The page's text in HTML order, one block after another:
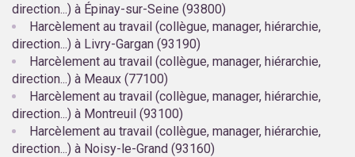
direction...) à Épinay-sur-Seine (93800)
Harcèlement au travail (collègue, manager, hiérarchie,
direction...) à Livry-Gargan (93190)
Harcèlement au travail (collègue, manager, hiérarchie,
direction...) à Meaux (77100)
Harcèlement au travail (collègue, manager, hiérarchie,
direction...) à Montreuil (93100)
Harcèlement au travail (collègue, manager, hiérarchie,
direction...) à Noisy-le-Grand (93160)